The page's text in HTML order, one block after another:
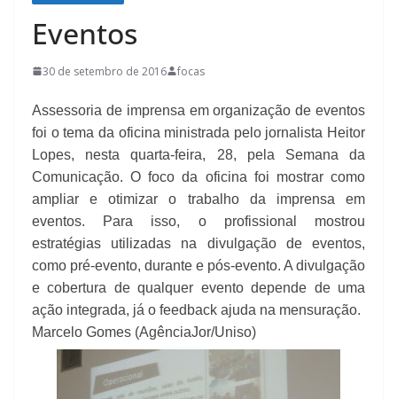
Eventos
30 de setembro de 2016 focas
Assessoria de imprensa em organização de eventos
foi o tema da oficina ministrada pelo jornalista Heitor
Lopes, nesta quarta-feira, 28, pela Semana da
Comunicação. O foco da oficina foi mostrar como
ampliar e otimizar o trabalho da imprensa em
eventos. Para isso, o profissional mostrou
estratégias utilizadas na divulgação de eventos,
como pré-evento, durante e pós-evento. A divulgação
e cobertura de qualquer evento depende de uma
ação integrada, já o feedback ajuda na mensuração.
Marcelo Gomes (AgênciaJor/Uniso)